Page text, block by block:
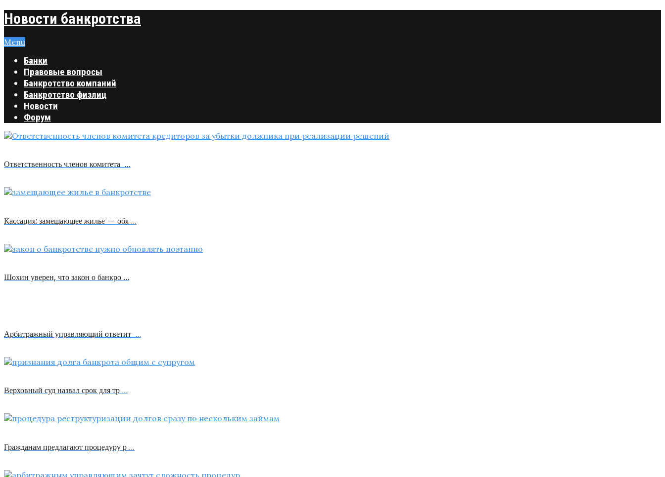
Новости банкротства
Menu
Банки
Правовые вопросы
Банкротство компаний
Банкротство физлиц
Новости
Форум
Ответственность членов комитета …
Кассация: замещающее жилье — обя …
Шохин уверен, что закон о банкро …
Арбитражный управляющий ответит …
Верховный суд назвал срок для тр …
Гражданам предлагают процедуру р …